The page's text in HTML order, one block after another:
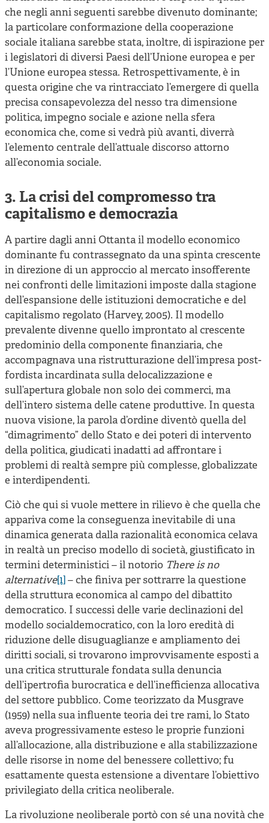
che negli anni seguenti sarebbe divenuto dominante;
la particolare conformazione della cooperazione
sociale italiana sarebbe stata, inoltre, di ispirazione per
i legislatori di diversi Paesi dell’Unione europea e per
l’Unione europea stessa. Retrospettivamente, è in
questa origine che va rintracciato l’emergere di quella
precisa consapevolezza del nesso tra dimensione
politica, impegno sociale e azione nella sfera
economica che, come si vedrà più avanti, diverrà
l’elemento centrale dell’attuale discorso attorno
all’economia sociale.
3. La crisi del compromesso tra
capitalismo e democrazia
A partire dagli anni Ottanta il modello economico
dominante fu contrassegnato da una spinta crescente
in direzione di un approccio al mercato insofferente
nei confronti delle limitazioni imposte dalla stagione
dell’espansione delle istituzioni democratiche e del
capitalismo regolato (Harvey, 2005). Il modello
prevalente divenne quello improntato al crescente
predominio della componente finanziaria, che
accompagnava una ristrutturazione dell’impresa post-
fordista incardinata sulla delocalizzazione e
sull’apertura globale non solo dei commerci, ma
dell’intero sistema delle catene produttive. In questa
nuova visione, la parola d’ordine diventò quella del
“dimagrimento” dello Stato e dei poteri di intervento
della politica, giudicati inadatti ad affrontare i
problemi di realtà sempre più complesse, globalizzate
e interdipendenti.
Ciò che qui si vuole mettere in rilievo è che quella che
appariva come la conseguenza inevitabile di una
dinamica generata dalla razionalità economica celava
in realtà un preciso modello di società, giustificato in
termini deterministici – il notorio There is no
alternative[1] – che finiva per sottrarre la questione
della struttura economica al campo del dibattito
democratico. I successi delle varie declinazioni del
modello socialdemocratico, con la loro eredità di
riduzione delle disuguaglianze e ampliamento dei
diritti sociali, si trovarono improvvisamente esposti a
una critica strutturale fondata sulla denuncia
dell’ipertrofia burocratica e dell’inefficienza allocativa
del settore pubblico. Come teorizzato da Musgrave
(1959) nella sua influente teoria dei tre rami, lo Stato
aveva progressivamente esteso le proprie funzioni
all’allocazione, alla distribuzione e alla stabilizzazione
delle risorse in nome del benessere collettivo; fu
esattamente questa estensione a diventare l’obiettivo
privilegiato della critica neoliberale.
La rivoluzione neoliberale portò con sé una novità che